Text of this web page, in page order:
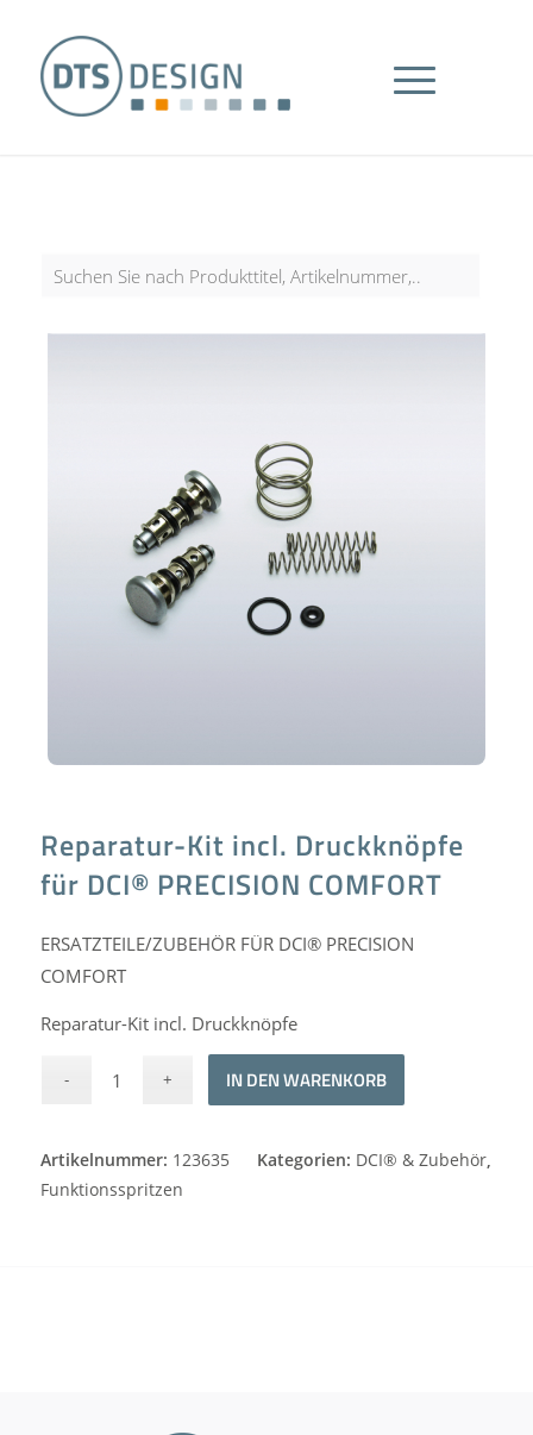
Reparatur-Kit incl. Druckknöpfe
für DCI® PRECISION COMFORT
ERSATZTEILE/ZUBEHÖR FÜR DCI® PRECISION
COMFORT
Reparatur-Kit incl. Druckknöpfe
IN DEN WARENKORB
Artikelnummer: 123635 Kategorien: DCI® & Zubehör,
Funktionsspritzen